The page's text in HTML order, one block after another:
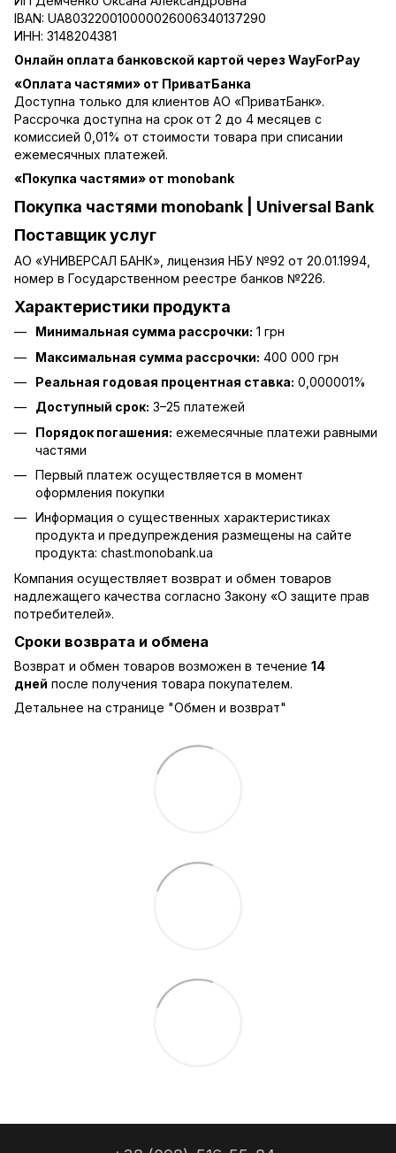
IBAN: UA803220010000026006340137290
ИНН: 3148204381
Онлайн оплата банковской картой через WayForPay
«Оплата частями» от ПриватБанка
Доступна только для клиентов АО «ПриватБанк».
Рассрочка доступна на срок от 2 до 4 месяцев с
комиссией 0,01% от стоимости товара при списании
ежемесячных платежей.
«Покупка частями» от monobank
Покупка частями monobank | Universal Bank
Поставщик услуг
АО «УНИВЕРСАЛ БАНК», лицензия НБУ №92 от 20.01.1994,
номер в Государственном реестре банков №226.
Характеристики продукта
Минимальная сумма рассрочки: 1 грн
Максимальная сумма рассрочки: 400 000 грн
Реальная годовая процентная ставка: 0,000001%
Доступный срок: 3–25 платежей
Порядок погашения: ежемесячные платежи равными
частями
Первый платеж осуществляется в момент
оформления покупки
Информация о существенных характеристиках
продукта и предупреждения размещены на сайте
продукта: chast.monobank.ua
Компания осуществляет возврат и обмен товаров
надлежащего качества согласно Закону «О защите прав
потребителей».
Сроки возврата и обмена
Возврат и обмен товаров возможен в течение 14
дней после получения товара покупателем.
Детальнее на странице "Обмен и возврат"